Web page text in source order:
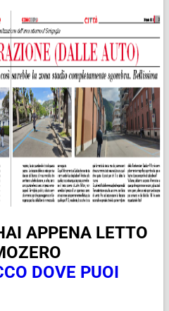
APPENA LETTO
DOVE PUOI